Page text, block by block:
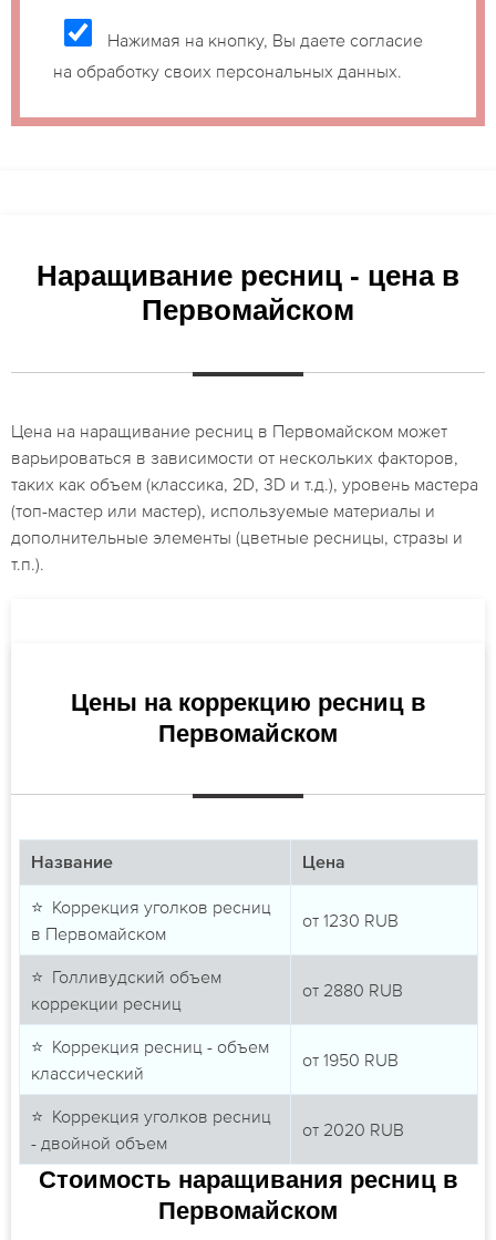
Нажимая на кнопку, Вы даете согласие
на обработку своих персональных данных.
Наращивание ресниц - цена в
Первомайском
Цена на наращивание ресниц в Первомайском может
варьироваться в зависимости от нескольких факторов,
таких как объем (классика, 2D, 3D и т.д.), уровень мастера
(топ-мастер или мастер), используемые материалы и
дополнительные элементы (цветные ресницы, стразы и
т.п.).
Цены на коррекцию ресниц в
Первомайском
Название Цена
⭐ Коррекция уголков ресниц
в Первомайском
от 1230 RUB
⭐ Голливудский объем
коррекции ресниц
от 2880 RUB
⭐ Коррекция ресниц - объем
классический
от 1950 RUB
⭐ Коррекция уголков ресниц
- двойной объем
от 2020 RUB
Стоимость наращивания ресниц в
Первомайском